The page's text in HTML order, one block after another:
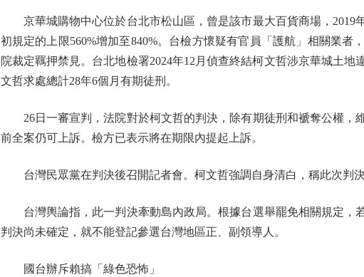
京華城購物中心位於台北市松山區，曾是該市最大百貨商場，2019
初規定的上限560%增加至840%。台檢方懷疑有官員「護航」相關業者
院裁定羈押禁見。台北地檢署2024年12月偵查終結柯文哲涉京華城土
文哲求處總計28年6個月有期徒刑。
26日一審宣判，法院對於柯文哲的判決，除有期徒刑和褫奪公權，
前全案仍可上訴。檢方已表示將在期限內提起上訴。
台灣民眾黨在判決後召開記者會。柯文哲強調自身清白，稱此次判決
台灣輿論指，此一判決牽動島內政局。根據台選舉罷免相關規定，
判決尚未確定，就不能登記參選台灣地區正、副領導人。
國台辦斥賴搞「綠色恐怖」